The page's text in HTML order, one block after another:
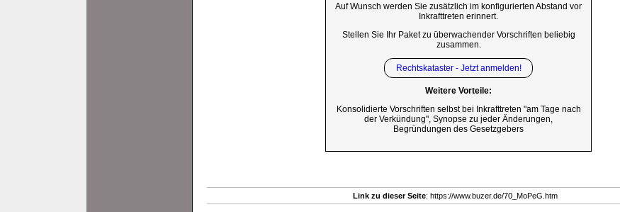
Auf Wunsch werden Sie zusätzlich im konfigurierten Abstand vor
Inkrafttreten erinnert.
Stellen Sie Ihr Paket zu überwachender Vorschriften beliebig
zusammen.
Rechtskataster - Jetzt anmelden!
Weitere Vorteile:
Konsolidierte Vorschriften selbst bei Inkrafttreten "am Tage nach
der Verkündung", Synopse zu jeder Änderungen,
Begründungen des Gesetzgebers
Link zu dieser Seite: https://www.buzer.de/70_MoPeG.htm